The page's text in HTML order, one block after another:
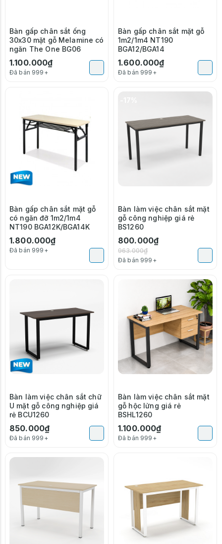
Bàn gấp chân sắt ống
30x30 mặt gỗ Melamine có
ngăn The One BG06
1.100.000₫
Đã bán 999+
Bàn gấp chân sắt mặt gỗ
1m2/1m4 NT190
BGA12/BGA14
1.600.000₫
Đã bán 999+
Bàn gấp chân sắt mặt gỗ
có ngăn đỡ 1m2/1m4
NT190 BGA12K/BGA14K
1.800.000₫
Đã bán 999+
Bàn làm việc chân sắt mặt
gỗ công nghiệp giá rẻ
BS1260
800.000₫
963.000₫
Đã bán 999+
Bàn làm việc chân sắt chữ
U mặt gỗ công nghiệp giá
rẻ BCU1260
850.000₫
Đã bán 999+
Bàn làm việc chân sắt mặt
gỗ hộc lửng giá rẻ
BSHL1260
1.100.000₫
Đã bán 999+